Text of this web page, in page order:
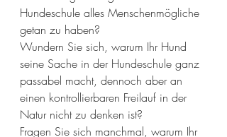
Hundeschule alles Menschenmögliche
getan zu haben?
Wundern Sie sich, warum Ihr Hund
seine Sache in der Hundeschule ganz
passabel macht, dennoch aber an
einen kontrollierbaren Freilauf in der
Natur nicht zu denken ist?
Fragen Sie sich manchmal, warum Ihr